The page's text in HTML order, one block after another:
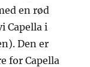
en rød
Capella i
Den er
for Capella